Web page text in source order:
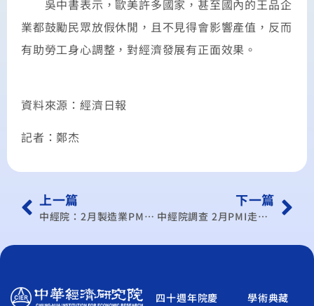
吳中書表示，歐美許多國家，甚至國內的王品企
業都鼓勵民眾放假休閒，且不見得會影響產值，反而
有助勞工身心調整，對經濟發展有正面效果。
資料來源：經濟日報
記者：鄭杰
上一篇
中經院：2月製造業PMI降至50.3％
下一篇
中經院調查 2月PMI走跌 下月反彈
四十週年院慶
學術典藏